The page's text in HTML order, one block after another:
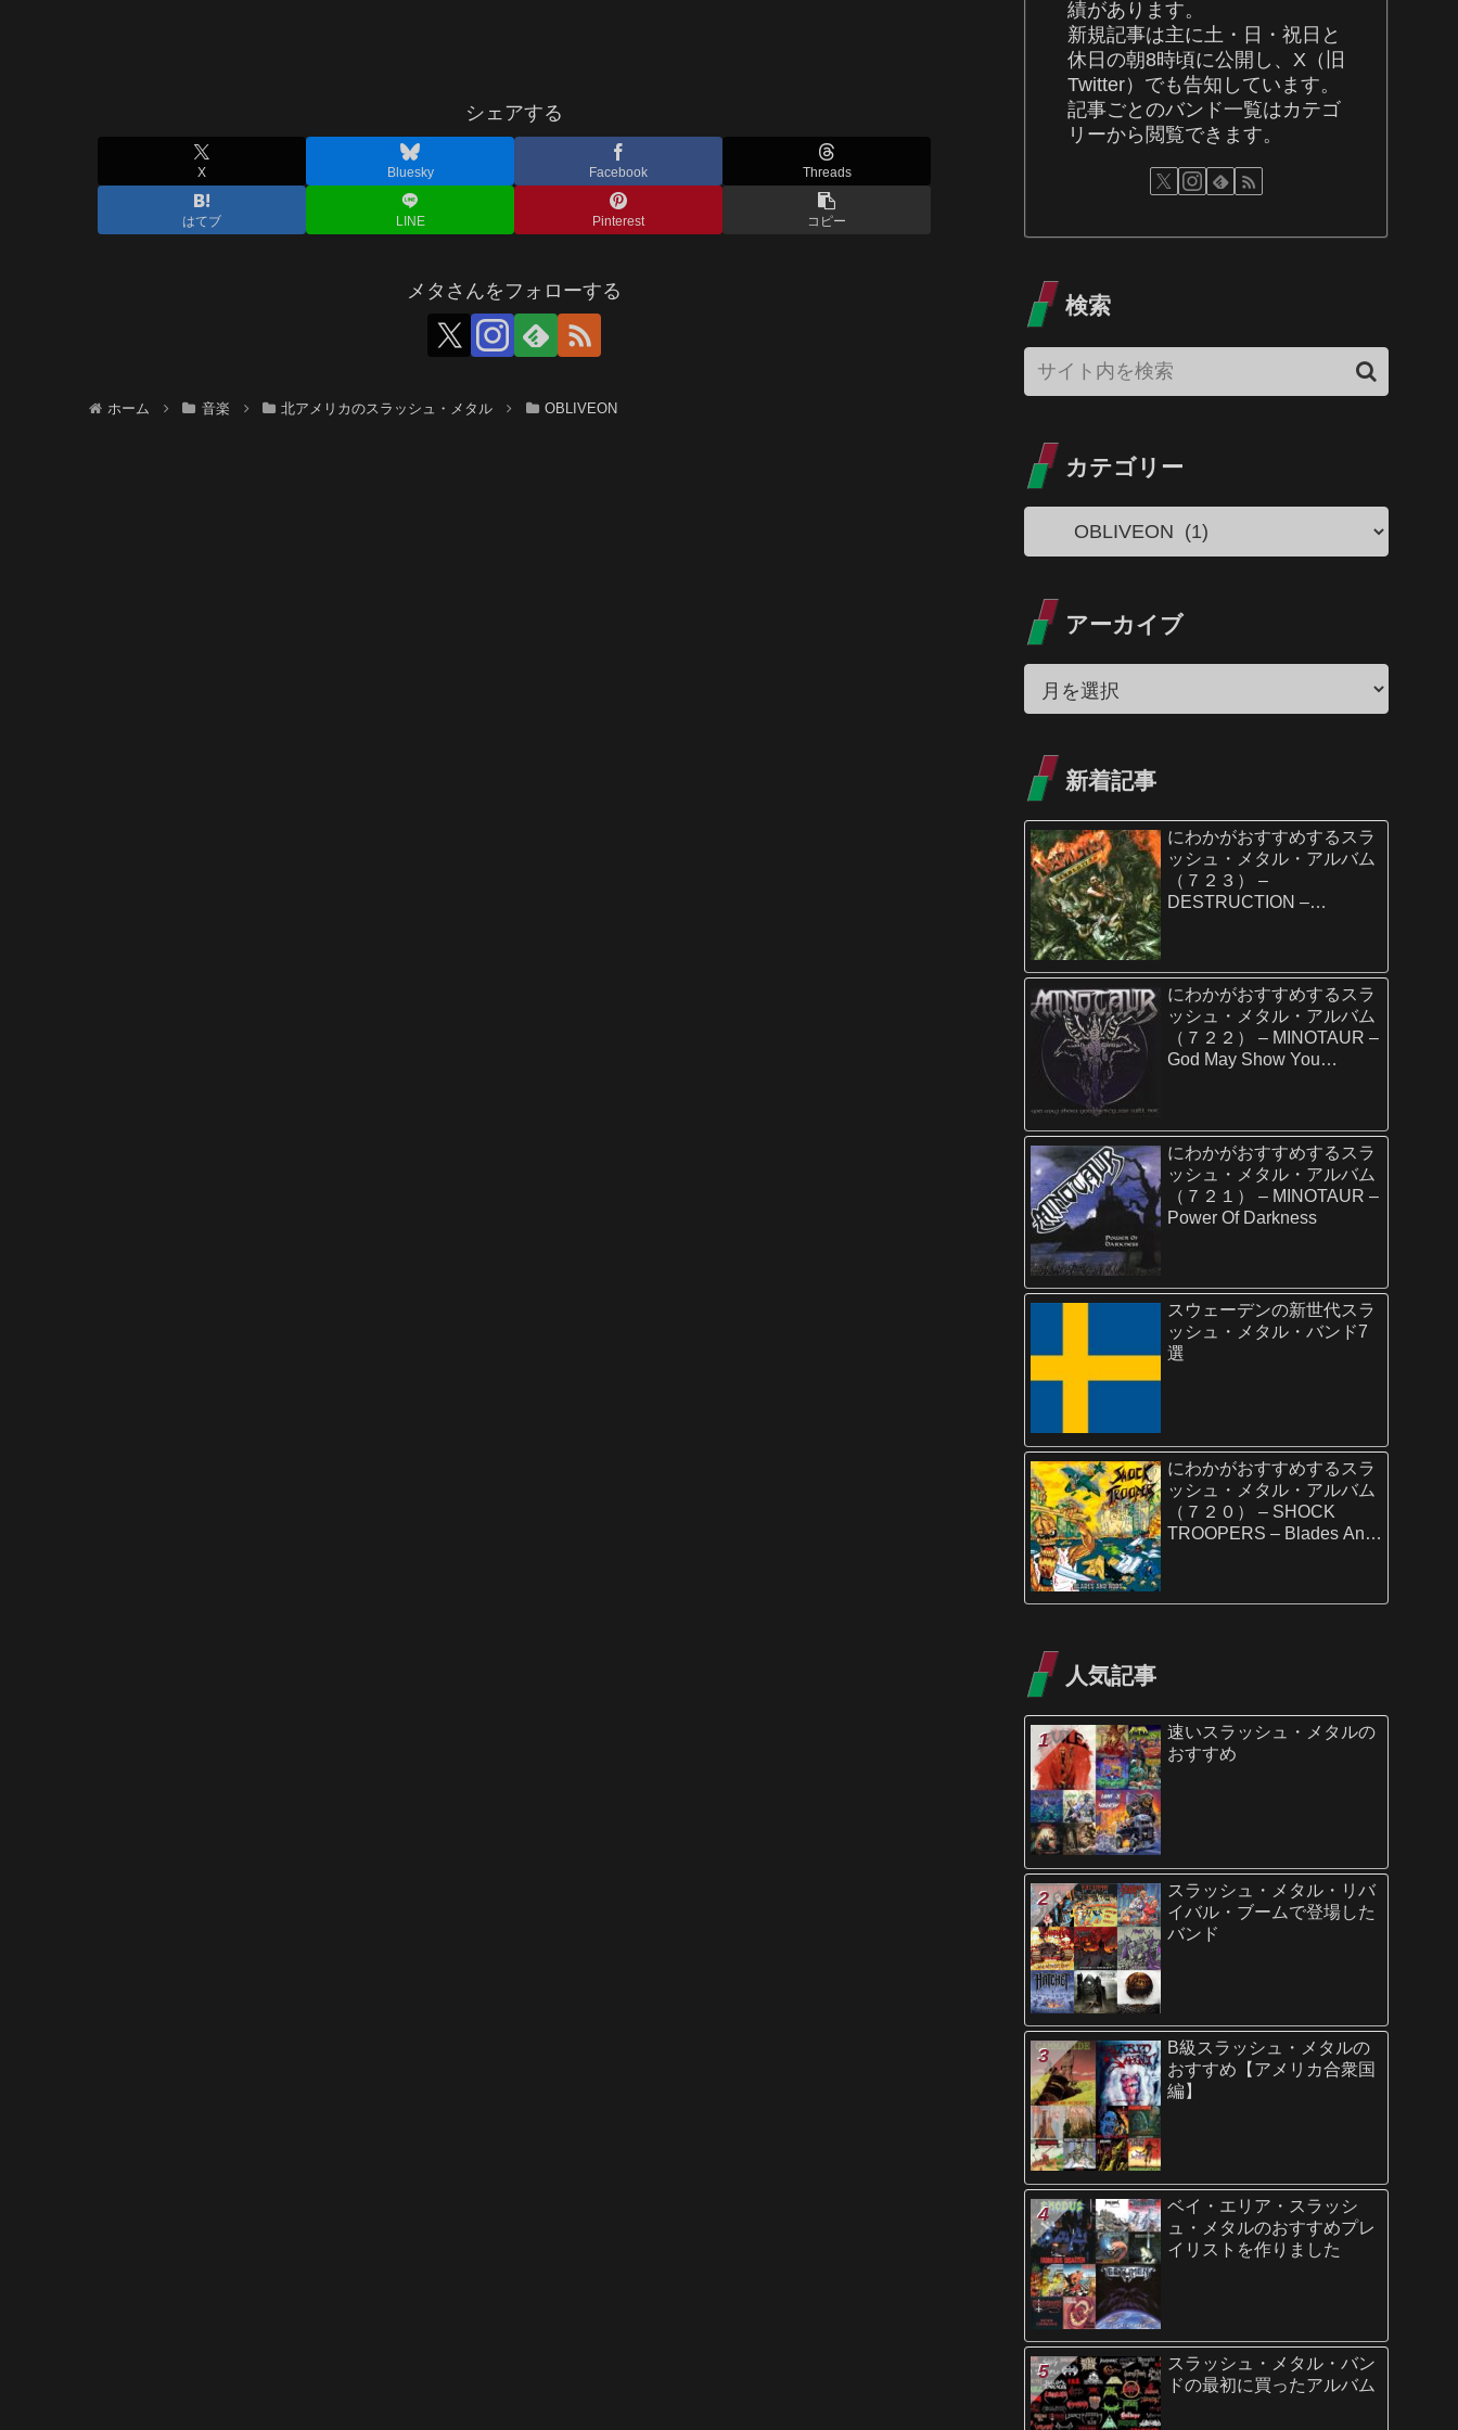
シェアする
X Bluesky Facebook Threads
はてブ LINE Pinterest コピー
メタさんをフォローする
ホーム 音楽 北アメリカのスラッシュ・メタル OBLIVEON
績があります。
新規記事は主に土・日・祝日と
休日の朝8時頃に公開し、X（旧
Twitter）でも告知しています。
記事ごとのバンド一覧はカテゴ
リーから閲覧できます。
検索
カテゴリー
アーカイブ
新着記事
にわかがおすすめするスラ
ッシュ・メタル・アルバム
（７２３） –
DESTRUCTION –
にわかがおすすめするスラ
ッシュ・メタル・アルバム
（７２２） – MINOTAUR –
God May Show You
にわかがおすすめするスラ
ッシュ・メタル・アルバム
（７２１） – MINOTAUR –
Power Of Darkness
スウェーデンの新世代スラ
ッシュ・メタル・バンド7
選
にわかがおすすめするスラ
ッシュ・メタル・アルバム
（７２０） – SHOCK
TROOPERS – Blades And
人気記事
速いスラッシュ・メタルの
おすすめ
スラッシュ・メタル・リバ
イバル・ブームで登場した
バンド
B級スラッシュ・メタルの
おすすめ【アメリカ合衆国
編】
ベイ・エリア・スラッシ
ュ・メタルのおすすめプレ
イリストを作りました
スラッシュ・メタル・バン
ドの最初に買ったアルバム